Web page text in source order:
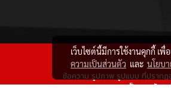
ข้อความ รูปภาพ รูปแบบ ที่ปราก
เป็นลายลักษ
เว็บไซต์นี้มีการใช้งานคุกกี้ เ
ความเป็นส่วนตัว และ นโยบ